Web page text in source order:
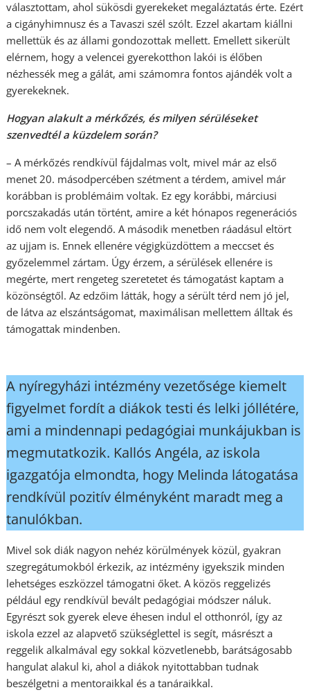
választottam, ahol sükösdi gyerekeket megaláztatás érte. Ezért
a cigányhimnusz és a Tavaszi szél szólt. Ezzel akartam kiállni
mellettük és az állami gondozottak mellett. Emellett sikerült
elérnem, hogy a velencei gyerekotthon lakói is élőben
nézhessék meg a gálát, ami számomra fontos ajándék volt a
gyerekeknek.
Hogyan alakult a mérkőzés, és milyen sérüléseket
szenvedtél a küzdelem során?
– A mérkőzés rendkívül fájdalmas volt, mivel már az első
menet 20. másodpercében szétment a térdem, amivel már
korábban is problémáim voltak. Ez egy korábbi, márciusi
porcszakadás után történt, amire a két hónapos regenerációs
idő nem volt elegendő. A második menetben ráadásul eltört
az ujjam is. Ennek ellenére végigküzdöttem a meccset és
győzelemmel zártam. Úgy érzem, a sérülések ellenére is
megérte, mert rengeteg szeretetet és támogatást kaptam a
közönségtől. Az edzőim látták, hogy a sérült térd nem jó jel,
de látva az elszántságomat, maximálisan mellettem álltak és
támogattak mindenben.
A nyíregyházi intézmény vezetősége kiemelt
figyelmet fordít a diákok testi és lelki jóllétére,
ami a mindennapi pedagógiai munkájukban is
megmutatkozik. Kallós Angéla, az iskola
igazgatója elmondta, hogy Melinda látogatása
rendkívül pozitív élményként maradt meg a
tanulókban.
Mivel sok diák nagyon nehéz körülmények közül, gyakran
szegregátumokból érkezik, az intézmény igyekszik minden
lehetséges eszközzel támogatni őket. A közös reggelizés
például egy rendkívül bevált pedagógiai módszer náluk.
Egyrészt sok gyerek eleve éhesen indul el otthonról, így az
iskola ezzel az alapvető szükséglettel is segít, másrészt a
reggelik alkalmával egy sokkal közvetlenebb, barátságosabb
hangulat alakul ki, ahol a diákok nyitottabban tudnak
beszélgetni a mentoraikkal és a tanáraikkal.